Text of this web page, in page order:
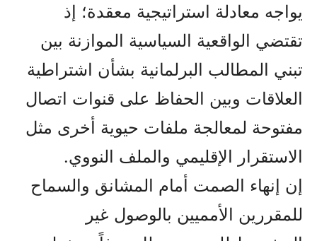
يواجه معادلة استراتيجية معقدة؛ إذ
تقتضي الواقعية السياسية الموازنة بين
تبني المطالب البرلمانية بشأن اشتراطية
العلاقات وبين الحفاظ على قنوات اتصال
مفتوحة لمعالجة ملفات حيوية أخرى مثل
الاستقرار الإقليمي والملف النووي.
إن إنهاء الصمت أمام المشانق والسماح
للمقررين الأمميين بالوصول غير